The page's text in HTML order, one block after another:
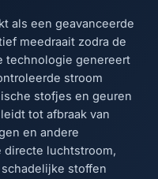
als een geavanceerde
meedraait zodra de
technologie genereert
stroom
stofjes en geuren
tot afbraak van
en andere
luchtstroom,
stoffen